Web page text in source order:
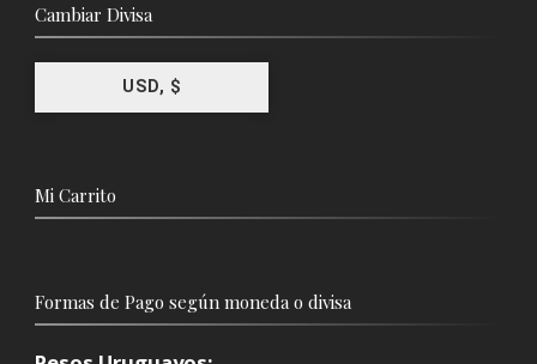
Cambiar Divisa
USD, $
Mi Carrito
Formas de Pago según moneda o divisa